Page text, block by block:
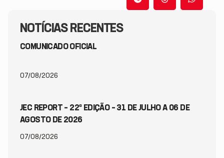
NOTÍCIAS RECENTES
COMUNICADO OFICIAL
07/08/2026
JEC REPORT – 22ª EDIÇÃO – 31 DE JULHO A 06 DE
AGOSTO DE 2026
07/08/2026